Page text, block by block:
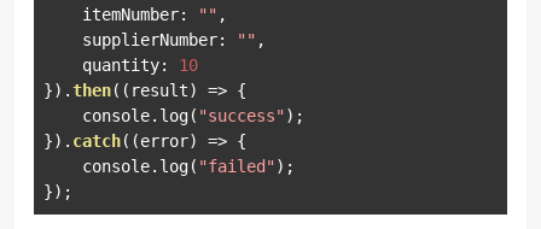
    itemNumber
: "" ,
    supplierNumber
: "" ,
    quantity
:
10
}).then(( result) => {
    console
. log( "success");
}). catch((error) => {
    console
. log( "failed");
});